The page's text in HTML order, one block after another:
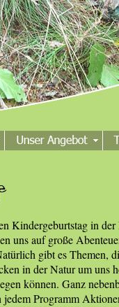
Kindergeburtstag in
uns auf große
gibt es Themen,
in der Natur um
können. Ganz
Programm